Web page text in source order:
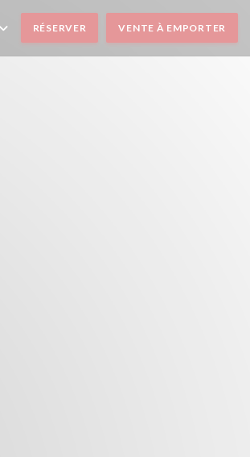
RÉSERVER VENTE À EMPORTER